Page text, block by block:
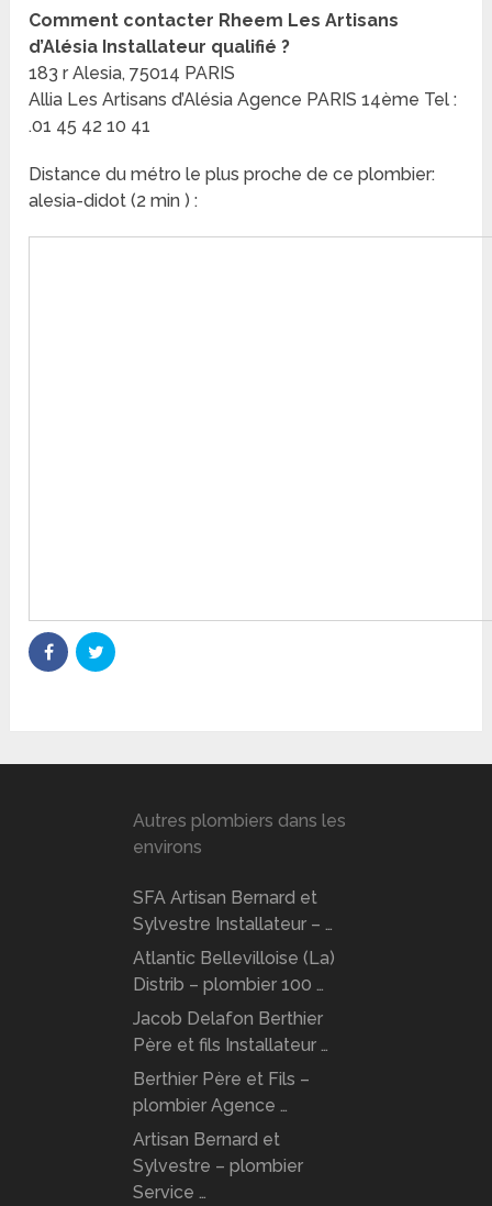
Comment contacter Rheem Les Artisans
d’Alésia Installateur qualifié ?
183 r Alesia, 75014 PARIS
Allia Les Artisans d’Alésia Agence PARIS 14ème Tel :
.01 45 42 10 41
Distance du métro le plus proche de ce plombier:
alesia-didot (2 min ) :
Autres plombiers dans les
environs
SFA Artisan Bernard et
Sylvestre Installateur – …
Atlantic Bellevilloise (La)
Distrib – plombier 100 …
Jacob Delafon Berthier
Père et fils Installateur …
Berthier Père et Fils –
plombier Agence …
Artisan Bernard et
Sylvestre – plombier
Service …